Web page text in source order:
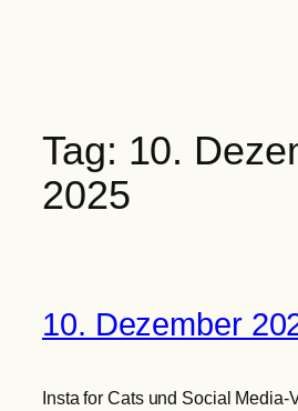
Tag: 10.
2025
10. Dezember
Insta for Cats und Social Media-